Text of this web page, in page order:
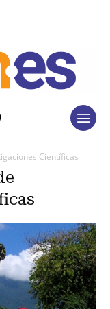
Científicas